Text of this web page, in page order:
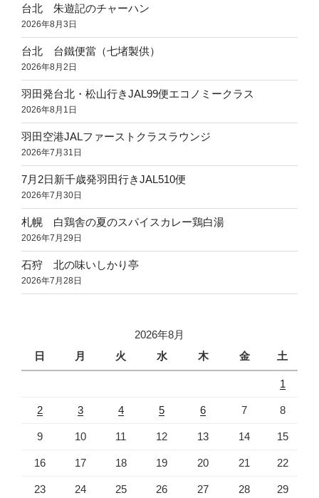
台北 朱遊記のチャーハン
2026年8月3日
台北 台鐵便當（七堵製供）
2026年8月2日
羽田発台北・松山行きJAL99便エコノミークラス
2026年8月1日
羽田空港JALファーストクラスラウンジ
2026年7月31日
7月2日新千歳発羽田行きJAL510便
2026年7月30日
札幌 白鶏舎の夏のスパイスカレー鶏白湯
2026年7月29日
石狩 北の味いしかり亭
2026年7月28日
2026年8月
日
月 火 水 木 金 土
1
2 3 4 5 6 7 8
9 10 11 12 13 14 15
16 17 18 19 20 21 22
23 24 25 26 27 28 29